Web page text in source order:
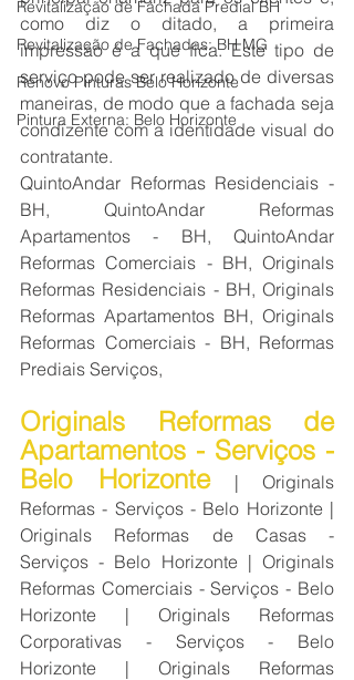
Revitalização de Fachada Predial BH
Revitalização de Fachadas: BH MG
Renovo Pinturas Belo Horizonte
Pintura Externa: Belo Horizonte
como diz o ditado, a primeira
impressão é a que fica. Este tipo de
serviço pode ser realizado de diversas
maneiras, de modo que a fachada seja
condizente com a identidade visual do
contratante.
QuintoAndar Reformas Residenciais -
BH, QuintoAndar Reformas
Apartamentos - BH, QuintoAndar
Reformas Comerciais - BH, Originals
Reformas Residenciais - BH, Originals
Reformas Apartamentos BH, Originals
Reformas Comerciais - BH, Reformas
Prediais Serviços,
Originals Reformas de
Apartamentos - Serviços -
Belo Horizonte | Originals
Reformas - Serviços - Belo Horizonte |
Originals Reformas de Casas -
Serviços - Belo Horizonte | Originals
Reformas Comerciais - Serviços - Belo
Horizonte | Originals Reformas
Corporativas - Serviços - Belo
Horizonte | Originals Reformas